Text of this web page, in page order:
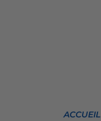
ACCUEIL